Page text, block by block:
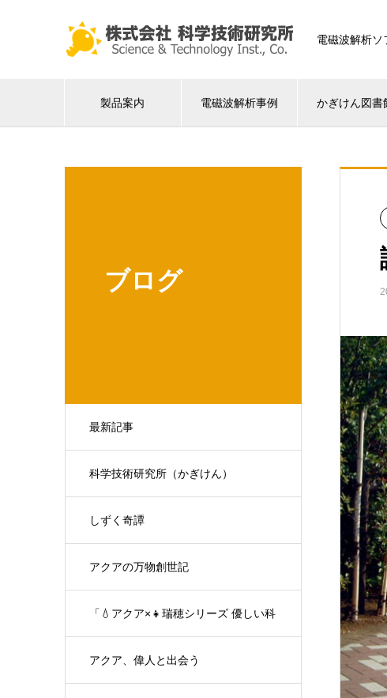
電磁波解析
製品案内 電磁波解析事例 かぎけん図書
ブログ
最新記事
科学技術研究所（かぎけん）
しずく奇譚
アクアの万物創世記
「💧アクア×👧瑞穂シリーズ 優しい科
学の対話」
アクア、偉人と出会う